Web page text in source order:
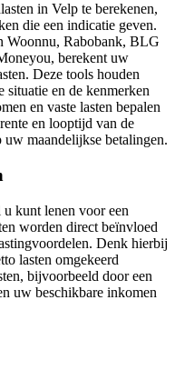
in Velp te berekenen,
die een indicatie geven.
Woonnu, Rabobank, BLG
berekent uw
Deze tools houden
en de kenmerken
en vaste lasten bepalen
en looptijd van de
maandelijkse betalingen.
kunt lenen voor een
worden direct beïnvloed
Denk hierbij
lasten omgekeerd
bijvoorbeeld door een
uw beschikbare inkomen